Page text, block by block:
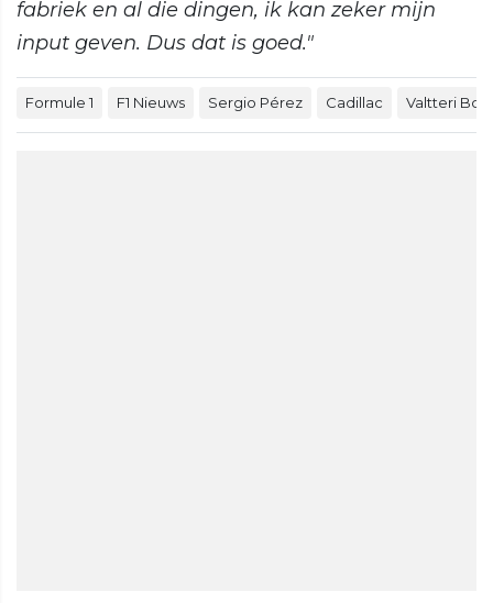
fabriek en al die dingen, ik kan zeker mijn
input geven. Dus dat is goed."
Formule 1 F1 Nieuws Sergio Pérez Cadillac Valtteri